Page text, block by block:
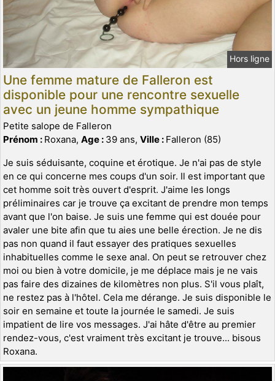
Hors ligne
Une femme mature de Falleron est
disponible pour une rencontre sexuelle
avec un jeune homme sympathique
Petite salope de Falleron
Prénom : Roxana, Age : 39 ans, Ville : Falleron (85)
Je suis séduisante, coquine et érotique. Je n'ai pas de style
en ce qui concerne mes coups d'un soir. Il est important que
cet homme soit très ouvert d'esprit. J'aime les longs
préliminaires car je trouve ça excitant de prendre mon temps
avant que l'on baise. Je suis une femme qui est douée pour
avaler une bite afin que tu aies une belle érection. Je ne dis
pas non quand il faut essayer des pratiques sexuelles
inhabituelles comme le sexe anal. On peut se retrouver chez
moi ou bien à votre domicile, je me déplace mais je ne vais
pas faire des dizaines de kilomètres non plus. S'il vous plaît,
ne restez pas à l'hôtel. Cela me dérange. Je suis disponible le
soir en semaine et toute la journée le samedi. Je suis
impatient de lire vos messages. J'ai hâte d'être au premier
rendez-vous, c'est vraiment très excitant je trouve... bisous
Roxana.